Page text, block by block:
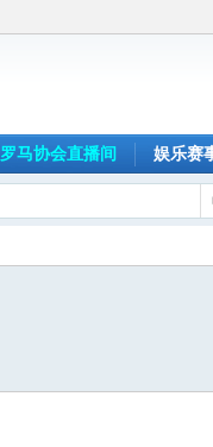
马协会直播间 娱乐赛